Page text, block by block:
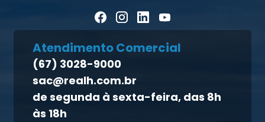
Direito dos titulares
Política de qualidade
Atendimento ao titular
Canal de ética
Blog Pecuária Forte
Homeopet
Atendimento Comercial
(67) 3028-9000
sac@realh.com.br
de segunda à sexta-feira, das 8h
às 18h